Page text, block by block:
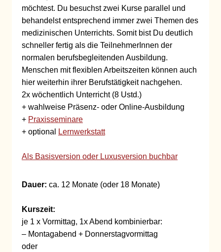
möchtest. Du besuchst zwei Kurse parallel und
behandelst entsprechend immer zwei Themen des
medizinischen Unterrichts. Somit bist Du deutlich
schneller fertig als die TeilnehmerInnen der
normalen berufsbegleitenden Ausbildung.
Menschen mit flexiblen Arbeitszeiten können auch
hier weiterhin ihrer Berufstätigkeit nachgehen.
2x wöchentlich Unterricht (8 Ustd.)
+ wahlweise Präsenz- oder Online-Ausbildung
+ Praxisseminare
+ optional
Lernwerkstatt
Als Basisversion oder Luxusversion buchbar
Dauer: ca. 12 Monate (oder 18 Monate)
Kurszeit:
je 1 x Vormittag, 1x Abend kombinierbar:
– Montagabend + Donnerstagvormittag
oder